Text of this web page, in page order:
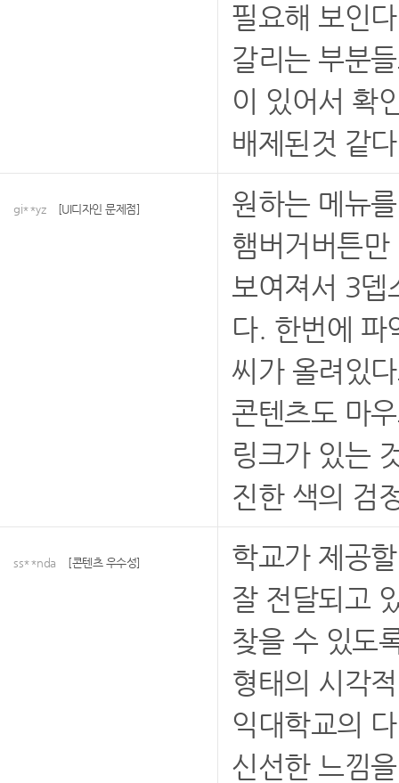
필요해 보인
갈리는 부분
이 있어서 확
배제된것 같
gi**yz [UI디자인 문제점]
원하는 메뉴
햄버거버튼
보여져서 3뎁
다. 한번에 파
씨가 올려있
콘텐츠도 마
링크가 있는
진한 색의 검
ss**nda [콘텐츠 우수성]
학교가 제공
잘 전달되고
찾을 수 있도
형태의 시각
익대학교의
신선한 느낌